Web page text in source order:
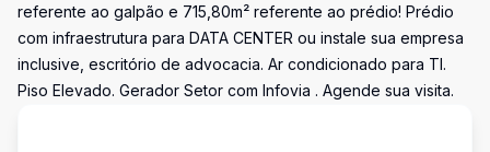
referente ao galpão e 715,80m² referente ao prédio! Prédio
com infraestrutura para DATA CENTER ou instale sua empresa
inclusive, escritório de advocacia. Ar condicionado para TI.
Piso Elevado. Gerador Setor com Infovia . Agende sua visita.